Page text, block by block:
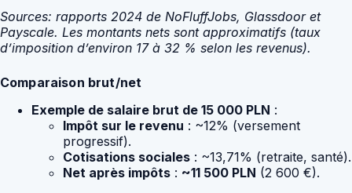
Sources: rapports 2024 de NoFluffJobs, Glassdoor et
Payscale. Les montants nets sont approximatifs (taux
d’imposition d’environ 17 à 32 % selon les revenus).
Comparaison brut/net
Exemple de salaire brut de 15 000 PLN :
Impôt sur le revenu : ~12% (versement
progressif).
Cotisations sociales : ~13,71% (retraite, santé).
Net après impôts : ~11 500 PLN (2 600 €).